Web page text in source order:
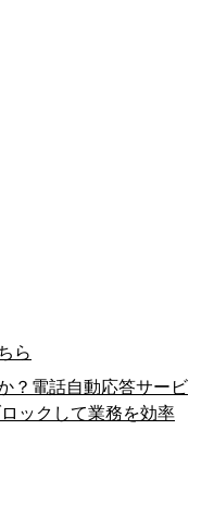
ら
？電話自動応答サービ
ックして業務を効率